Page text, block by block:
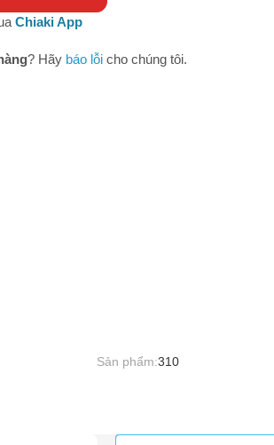
Chiaki App
? Hãy báo lỗi cho chúng tôi.
Sản phẩm:310